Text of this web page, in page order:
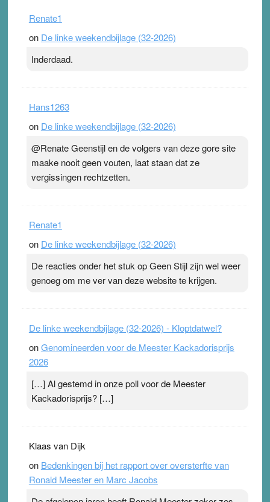
topsporters. Ze hopen ermee hun hartslag te verlagen
terwijl ze meer zuurstof opnemen. Daarop heeft zo’n
ademen’ kan goud waard zijn. Door…Lees meer
Renate1
on De linke weekendbijlage (32-2026)
Inderdaad.
Hans1263
on De linke weekendbijlage (32-2026)
@Renate Geenstijl en de volgers van deze gore site
maake nooit geen vouten, laat staan dat ze
vergissingen rechtzetten.
Renate1
on De linke weekendbijlage (32-2026)
De reacties onder het stuk op Geen Stijl zijn wel weer
genoeg om me ver van deze website te krijgen.
De linke weekendbijlage (32-2026) - Kloptdatwel?
onGenomineerden voor de Meester Kackadorisprijs
2026
[…] Al gestemd in onze poll voor de Meester
Kackadorisprijs? […]
Klaas van Dijk
on Bedenkingen bij het rapport over oversterfte van
Ronald Meester en Marc Jacobs